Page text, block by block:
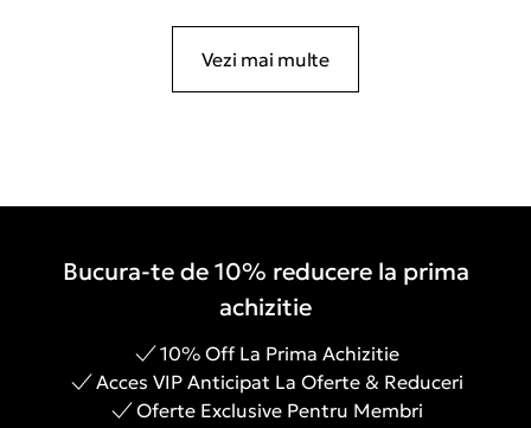
Vezi mai multe
Bucura-te de 10% reducere la prima
achizitie
10% Off La Prima Achizitie
Acces VIP Anticipat La Oferte & Reduceri
Oferte Exclusive Pentru Membri